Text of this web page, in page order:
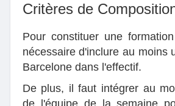
Critères de
Pour constituer une
nécessaire d'inclure au moins
Barcelone dans l'effectif.
De plus, il faut intégrer au
de l'équipe de la semaine